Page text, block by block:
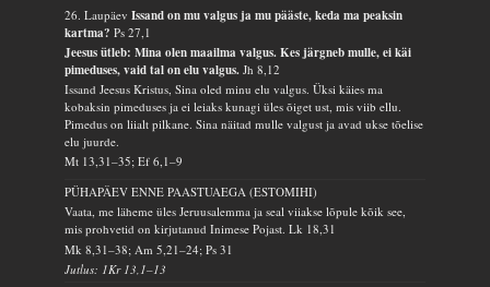
26. LaupäevIssand on mu valgus ja mu pääste, keda ma peaksin
kartma?Ps 27,1
Jeesus ütleb: Mina olen maailma valgus. Kes järgneb mulle, ei käi
pimeduses, vaid tal on elu valgus.Jh 8,12
Issand Jeesus Kristus, Sina oled minu elu valgus. Üksi käies ma
kobaksin pimeduses ja ei leiaks kunagi üles õiget ust, mis viib ellu.
Pimedus on liialt pilkane. Sina näitad mulle valgust ja avad ukse tõelise
elu juurde.
Mt 13,31–35; Ef 6,1–9
PÜHAPÄEV ENNE PAASTUAEGA (ESTOMIHI)
Vaata, me läheme üles Jeruusalemma ja seal viiakse lõpule kõik see,
mis prohvetid on kirjutanud Inimese Pojast.Lk 18,31
Mk 8,31–38; Am 5,21–24; Ps 31
Jutlus: 1Kr 13,1–13